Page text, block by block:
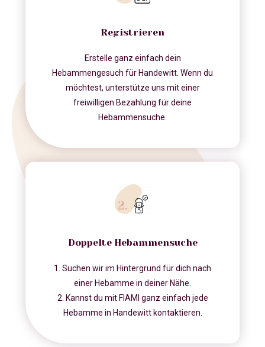
Registrieren
Erstelle ganz einfach dein
Hebammengesuch für Handewitt. Wenn du
möchtest, unterstütze uns mit einer
freiwilligen Bezahlung für deine
Hebammensuche.
Doppelte Hebammensuche
1. Suchen wir im Hintergrund für dich nach
einer Hebamme in deiner Nähe.
2. Kannst du mit FIAMI ganz einfach jede
Hebamme in Handewitt kontaktieren.